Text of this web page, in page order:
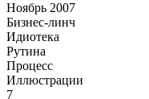
Ноябрь 2007
Бизнес-линч
Идиотека
Рутина
Процесс
Иллюстрации
7